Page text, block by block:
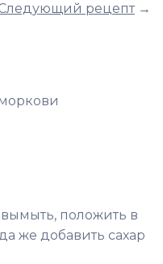
рецепт→
положить в
же добавить сахар